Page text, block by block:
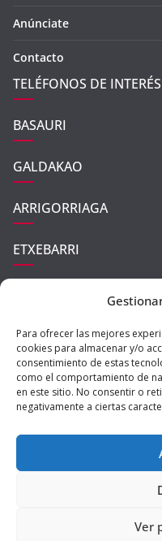
Para ofrecer las mejores
cookies para almacenar y/o
consentimiento de estas
como el comportamiento de
en este sitio. No consentir o
negativamente a ciertas
Ver
Anúnciate
Contacto
TELÉFONOS DE INTERÉS
BASAURI
GALDAKAO
ARRIGORRIAGA
ETXEBARRI
ZARATAMO